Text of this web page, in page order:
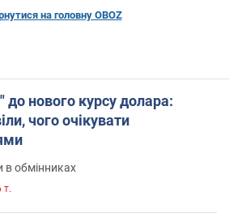
на головну OBOZ
до нового курсу долара:
чого очікувати
в обмінниках
т.